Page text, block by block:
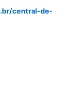
central-de-